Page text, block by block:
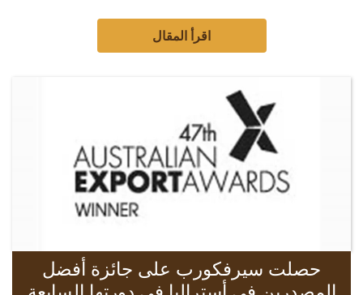
اقرأ المقال
حصلت سيرفكورب على جائزة أفضل